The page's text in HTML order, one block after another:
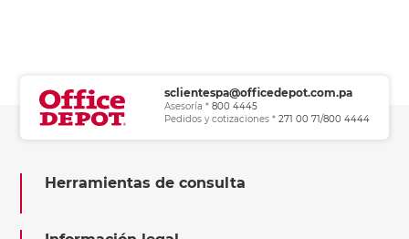
sclientespa@officedepot.com.pa
Asesoría * 800 4445
Pedidos y cotizaciones * 271 00 71/800 4444
Herramientas de consulta